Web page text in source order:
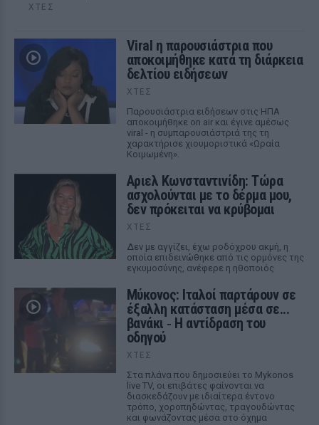
ΧΤΕΣ
Viral η παρουσιάστρια που
αποκοιμήθηκε κατά τη διάρκεια
δελτίου ειδήσεων
ΧΤΕΣ
Παρουσιάστρια ειδήσεων στις ΗΠΑ
αποκοιμήθηκε on air και έγινε αμέσως
viral - η συμπαρουσιάστριά της τη
χαρακτήρισε χιουμοριστικά «Ωραία
Κοιμωμένη».
Αριελ Κωνσταντινίδη: Τώρα
ασχολούνται με το δέρμα μου,
δεν πρόκειται να κρύβομαι
ΧΤΕΣ
Δεν με αγγίζει, έχω ροδόχρου ακμή, η
οποία επιδεινώθηκε από τις ορμόνες της
εγκυμοσύνης, ανέφερε η ηθοποιός
Μύκονος: Ιταλοί παρτάρουν σε
έξαλλη κατάσταση μέσα σε...
βανάκι ‑ Η αντίδραση του
οδηγού
ΧΤΕΣ
Στα πλάνα που δημοσιεύει το Mykonos
live TV, οι επιβάτες φαίνονται να
διασκεδάζουν με ιδιαίτερα έντονο
τρόπο, χοροπηδώντας, τραγουδώντας
και φωνάζοντας μέσα στο όχημα